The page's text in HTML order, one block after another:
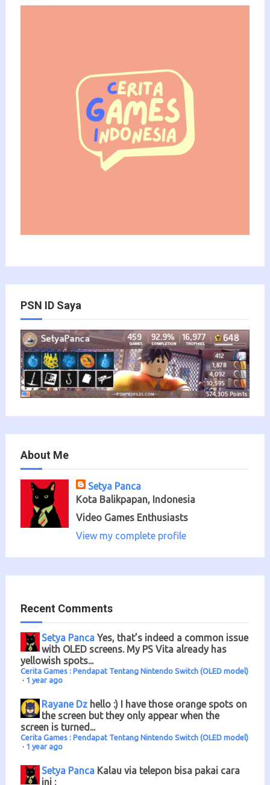
PSN ID Saya
About Me
Setya Panca
Kota Balikpapan, Indonesia
Video Games Enthusiasts
View my complete profile
Recent Comments
Setya Panca Yes, that’s indeed a common issue
with OLED screens. My PS Vita already has
yellowish spots...
Cerita Games : Pendapat Tentang Nintendo Switch (OLED model)
· 1 year ago
Rayane Dz hello :) I have those orange spots on
the screen but they only appear when the
screen is turned...
Cerita Games : Pendapat Tentang Nintendo Switch (OLED model)
· 1 year ago
Setya Panca Kalau via telepon bisa pakai cara
ini :